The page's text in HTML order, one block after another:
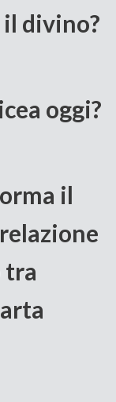
divino?
oggi?
il
tra